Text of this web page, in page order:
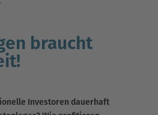
braucht
Investoren dauerhaft